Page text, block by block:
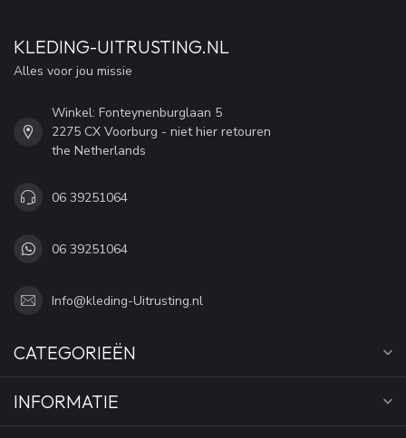
KLEDING-UITRUSTING.NL
Alles voor jou missie
Winkel: Fonteynenburglaan 5
2275 CX Voorburg - niet hier retouren
the Netherlands
06 39251064
06 39251064
Info@kleding-Uitrusting.nl
CATEGORIEËN
INFORMATIE